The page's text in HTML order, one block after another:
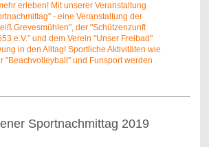
erleben! Mit unserer Veranstaltung
- eine Veranstaltung der
Grevesmühlen", der "Schützenzunft
e.V." und dem Verein "Unser Freibad"
in den Alltag! Sportliche Aktivitäten wie
"Beachvolleyball" und Funsport werden
Sportnachmittag 2019